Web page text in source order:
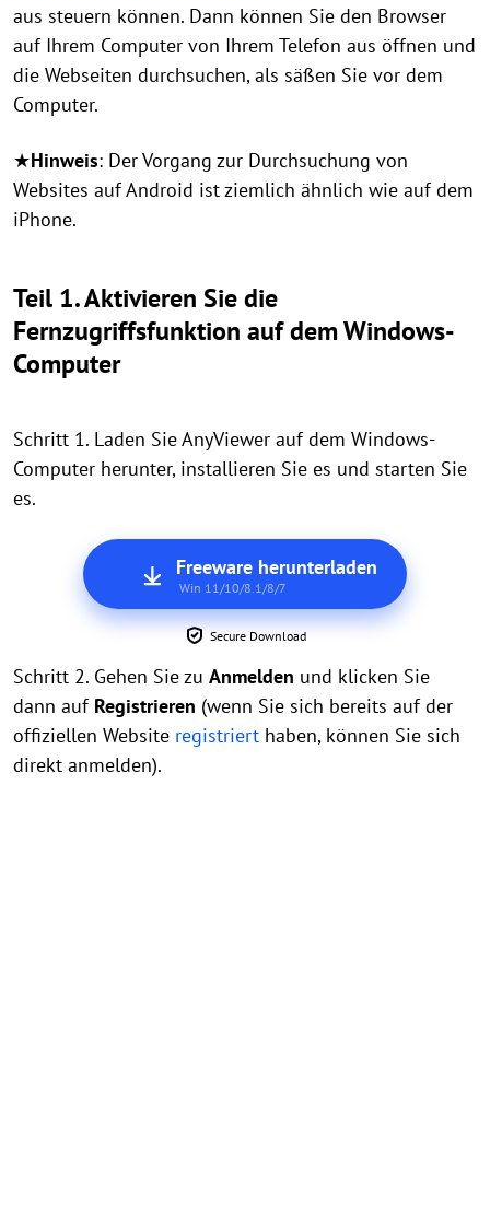
aus steuern können. Dann können Sie den Browser
auf Ihrem Computer von Ihrem Telefon aus öffnen und
die Webseiten durchsuchen, als säßen Sie vor dem
Computer.
★Hinweis: Der Vorgang zur Durchsuchung von
Websites auf Android ist ziemlich ähnlich wie auf dem
iPhone.
Teil 1. Aktivieren Sie die
Fernzugriffsfunktion auf dem Windows-
Computer
Schritt 1. Laden Sie AnyViewer auf dem Windows-
Computer herunter, installieren Sie es und starten Sie
es.
Freeware herunterladen
Win 11/10/8.1/8/7
Secure Download
Schritt 2. Gehen Sie zu Anmelden und klicken Sie
dann auf Registrieren (wenn Sie sich bereits auf der
offiziellen Website registriert haben, können Sie sich
direkt anmelden).